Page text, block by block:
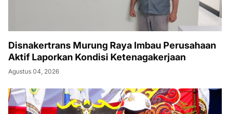
Disnakertrans Murung Raya Imbau Perusahaan
Aktif Laporkan Kondisi Ketenagakerjaan
Agustus 04, 2026